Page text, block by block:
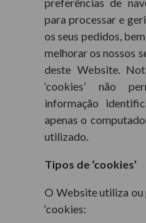
para processar e
os seus pedidos,
melhorar os nossos
deste Website.
‘cookies’ não
informação
apenas o
utilizado.
Tipos de ‘cookies’
O Website utiliza ou
‘cookies: